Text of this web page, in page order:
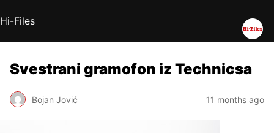
Hi-Files
Svestrani gramofon iz Technicsa
Bojan Jović 11 months ago